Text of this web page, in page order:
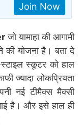
Join Now
जो यामाहा की आगामी
योजना है। बता दे
स्टाइल स्कूटर को हाल
ज्यादा लोकप्रियता
नई टीमैक्स मैक्सी
है। और इसे हाल ही